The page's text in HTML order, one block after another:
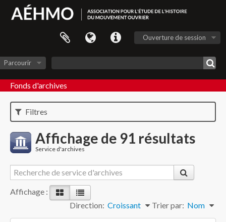
Ouverture de session
Parcourir
Fonds d'archives
Filtres
Affichage de 91 résultats
Service d'archives
Affichage :
Trier par: Nom
Direction: Croissant